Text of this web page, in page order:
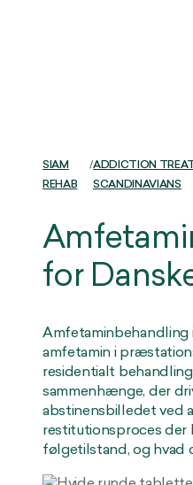
SIAM
REHAB
/ADDICTION
SCANDINAVIANS
for
Amfetaminbehandling
amfetamin i
residentialt
sammenhænge, der
abstinensbilledet ved
restitutionsproces der
følgetilstand, og hvad